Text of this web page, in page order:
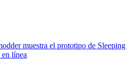
muestra el prototipo de Sleeping
línea